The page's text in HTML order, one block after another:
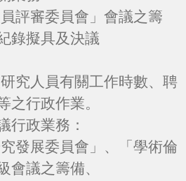
員評審委員會」會議之籌
錄擬具及決議
研究人員有關工作時數、聘
之行政作業。
行政業務：
究發展委員會」、「學術倫
會議之籌備、